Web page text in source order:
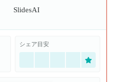
SlidesAI
シェア目安